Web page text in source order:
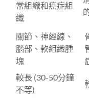
常組織和癌症組
織
關節、神經線、
腦部、軟組織腫
塊
較長 (30-50分鐘
不等)